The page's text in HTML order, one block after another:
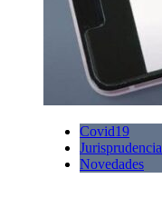
Covid19
Jurisprudencia
Novedades